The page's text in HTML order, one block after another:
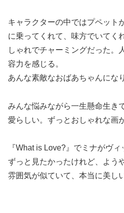
キャラクターの中ではプペット
に乗ってくれて、味方でいてく
しゃれでチャーミングだった。
容力を感じる。
あんな素敵なおばあちゃんにな
みんな悩みながら一生懸命生き
愛らしい。ずっとおしゃれな画
『What is Love?』でミナがヴ
ずっと見たかったけれど、よう
雰囲気が似ていて、本当に美しい